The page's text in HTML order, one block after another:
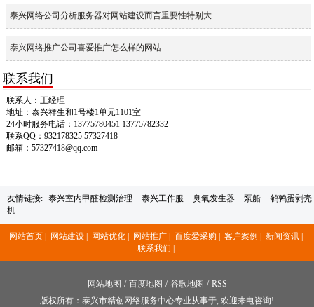
泰兴网络公司分析服务器对网站建设而言重要性特别大
泰兴网络推广公司喜爱推广怎么样的网站
联系我们
联系人：王经理
地址：泰兴祥生和1号楼1单元1101室
24小时服务电话：13775780451 13775782332
联系QQ：932178325 57327418
邮箱：57327418@qq.com
友情链接: 泰兴室内甲醛检测治理 泰兴工作服 臭氧发生器 泵船
鹌鹑蛋剥壳
机
网站首页 | 网站建设 | 网站优化 | 网站推广 | 百度爱采购 | 客户案例 | 新闻资讯 |
联系我们 |
网站地图 / 百度地图 / 谷歌地图 / RSS
版权所有：泰兴市精创网络服务中心专业从事于, 欢迎来电咨询!